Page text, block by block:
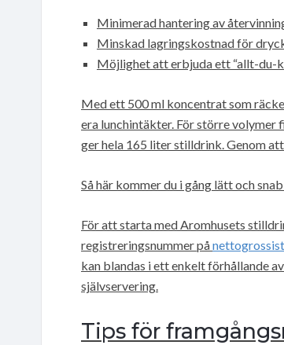
Minimerad hantering av
Minskad lagringskostnad för
Möjlighet att erbjuda ett “allt-du-
Med ett 500 ml koncentrat som
era lunchintäkter. För större volymer
ger hela 165 liter stilldrink. Genom
Så här kommer du i gång lätt och
För att starta med Aromhusets
registreringsnummer på
kan blandas i ett enkelt förhållande
självservering.
Tips för